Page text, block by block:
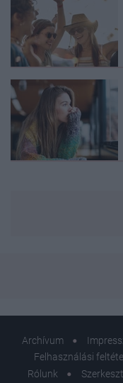
Archívum
Felhasználási
Rólunk